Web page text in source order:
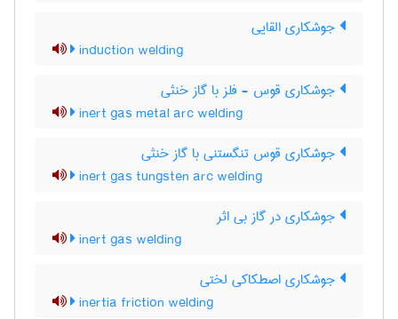
جوشکاری القایی
induction welding
جوشکاری قوس - فلز با گاز خنثی
inert gas metal arc welding
جوشکاری قوس تنگستنی با گاز خنثی
inert gas tungsten arc welding
جوشکاری در گاز بی اثر
inert gas welding
جوشکاری اصطکاکی لختی
inertia friction welding